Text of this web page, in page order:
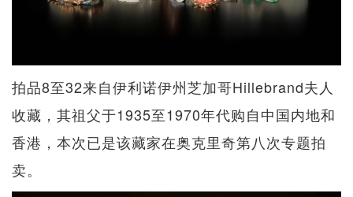
拍品8至32来自伊利诺伊州芝加哥Hillebrand夫人
收藏，其祖父于1935至1970年代购自中国内地和
香港，本次已是该藏家在奥克里奇第八次专题拍
卖。